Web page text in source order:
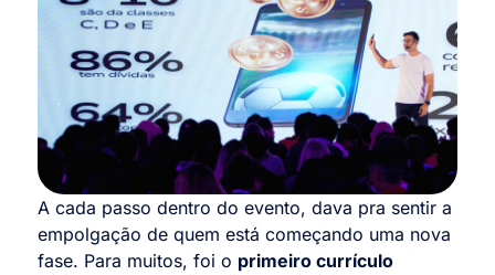
A cada passo dentro do evento, dava pra sentir a
empolgação de quem está começando uma nova
fase. Para muitos, foi o primeiro currículo